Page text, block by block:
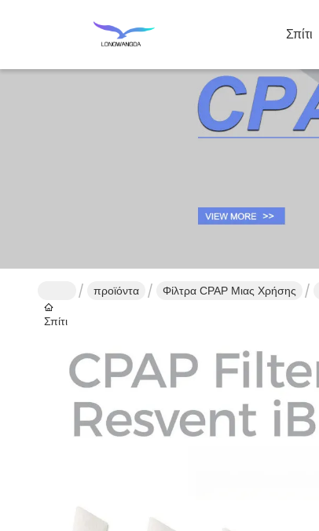
Σπίτι
Σπίτι
προϊόντα Φίλτρα CPAP Μιας Χρήσης